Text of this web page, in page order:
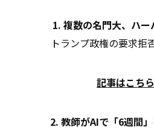
1. 複数の名門大、ハ
トランプ政権の要求拒
記事はこち
2. 教師がAIで「6週間